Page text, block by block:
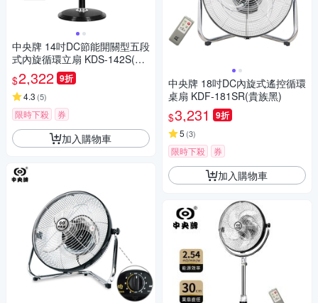
中央牌 14吋DC節能開關型五段
式內旋循環立扇 KDS-142S(貴
族黑)
$2,322 9折
4.3 (5)
限時下殺 券
加入購物車
中央牌 18吋DC內旋式遙控循環
桌扇 KDF-181SR(貴族黑)
$3,231 9折
5 (3)
限時下殺 券
加入購物車